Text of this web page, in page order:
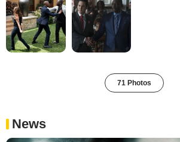
71 Photos
News